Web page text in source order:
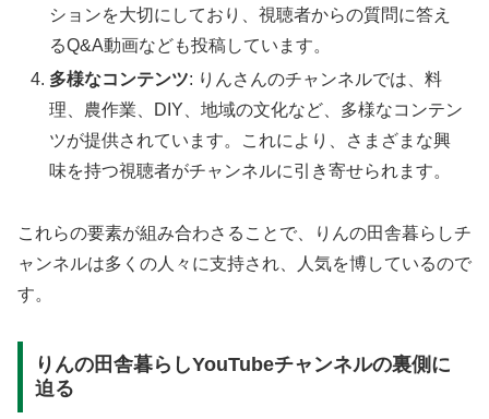
ションを大切にしており、視聴者からの質問に答え
るQ&A動画なども投稿しています。
多様なコンテンツ: りんさんのチャンネルでは、料
理、農作業、DIY、地域の文化など、多様なコンテン
ツが提供されています。これにより、さまざまな興
味を持つ視聴者がチャンネルに引き寄せられます。
これらの要素が組み合わさることで、りんの田舎暮らしチ
ャンネルは多くの人々に支持され、人気を博しているので
す。
りんの田舎暮らしYouTubeチャンネルの裏側に
迫る